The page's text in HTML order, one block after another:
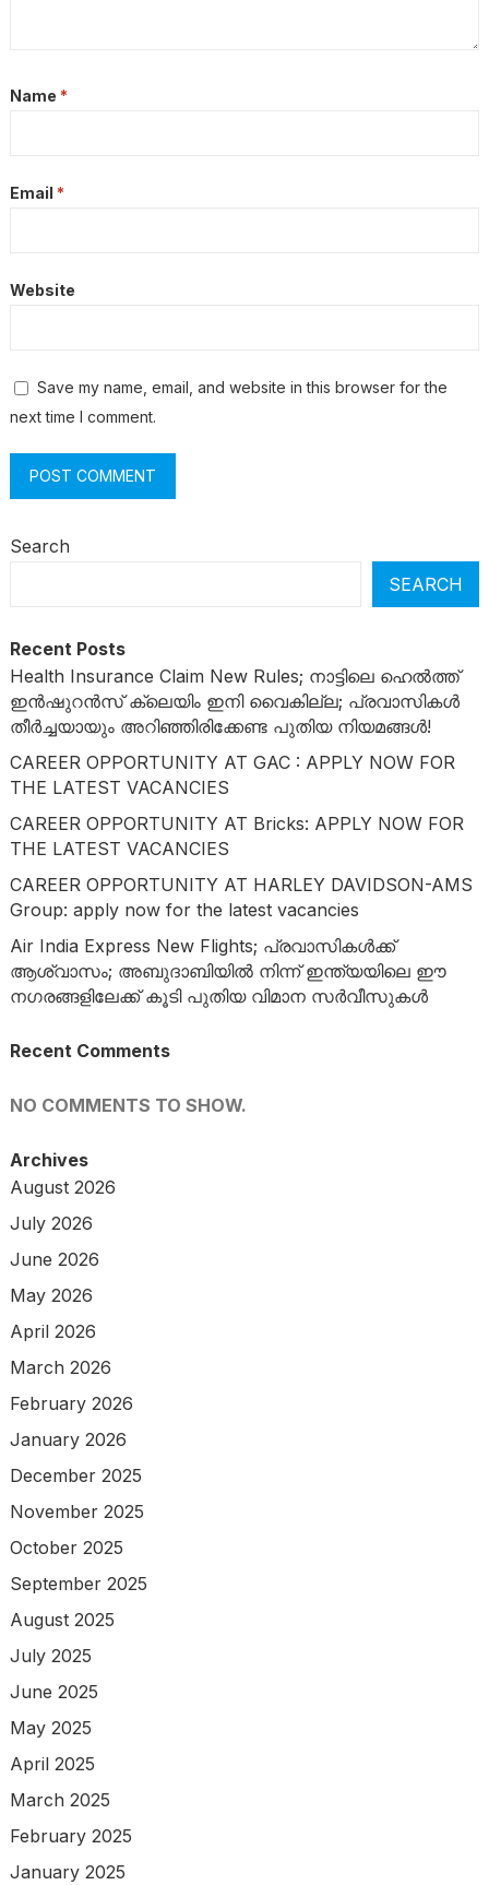
Name *
Email *
Website
Save my name, email, and website in this browser for the
next time I comment.
Search
SEARCH
Recent Posts
Health Insurance Claim New Rules; നാട്ടിലെ ഹെൽത്ത്
ഇൻഷുറൻസ് ക്ലെയിം ഇനി വൈകില്ല; പ്രവാസികൾ
തീർച്ചയായും അറിഞ്ഞിരിക്കേണ്ട പുതിയ നിയമങ്ങൾ!
CAREER OPPORTUNITY AT GAC : APPLY NOW FOR
THE LATEST VACANCIES
CAREER OPPORTUNITY AT Bricks: APPLY NOW FOR
THE LATEST VACANCIES
CAREER OPPORTUNITY AT HARLEY DAVIDSON-AMS
Group: apply now for the latest vacancies
Air India Express New Flights; പ്രവാസികൾക്ക്
ആശ്വാസം; അബുദാബിയിൽ നിന്ന് ഇന്ത്യയിലെ ഈ
നഗരങ്ങളിലേക്ക് കൂടി പുതിയ വിമാന സർവീസുകൾ
Recent Comments
NO COMMENTS TO SHOW.
Archives
August 2026
July 2026
June 2026
May 2026
April 2026
March 2026
February 2026
January 2026
December 2025
November 2025
October 2025
September 2025
August 2025
July 2025
June 2025
May 2025
April 2025
March 2025
February 2025
January 2025